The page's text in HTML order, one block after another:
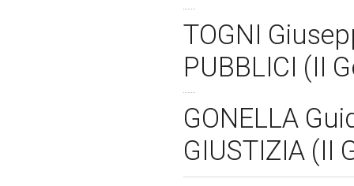
TOGNI
PUBBLICI (II
GONELLA
GIUSTIZIA (II